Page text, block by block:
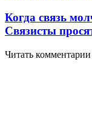
Когда связь
Связисты
Читать комментарии